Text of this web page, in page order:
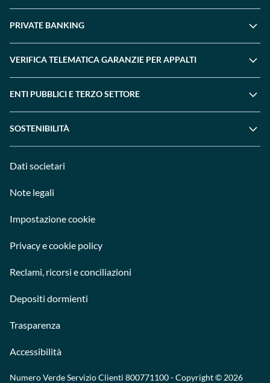
PRIVATE BANKING
VERIFICA TELEMATICA GARANZIE PER APPALTI
ENTI PUBBLICI E TERZO SETTORE
SOSTENIBILITÀ
Dati societari
Note legali
Impostazione cookie
Privacy e cookie policy
Reclami, ricorsi e conciliazioni
Depositi dormienti
Trasparenza
Accessibilità
Numero Verde Servizio Clienti 800771100- Copyright © 2026